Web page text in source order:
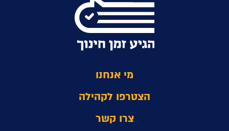
מי אנחנו
הצטרפו לקהילה
צרו קשר